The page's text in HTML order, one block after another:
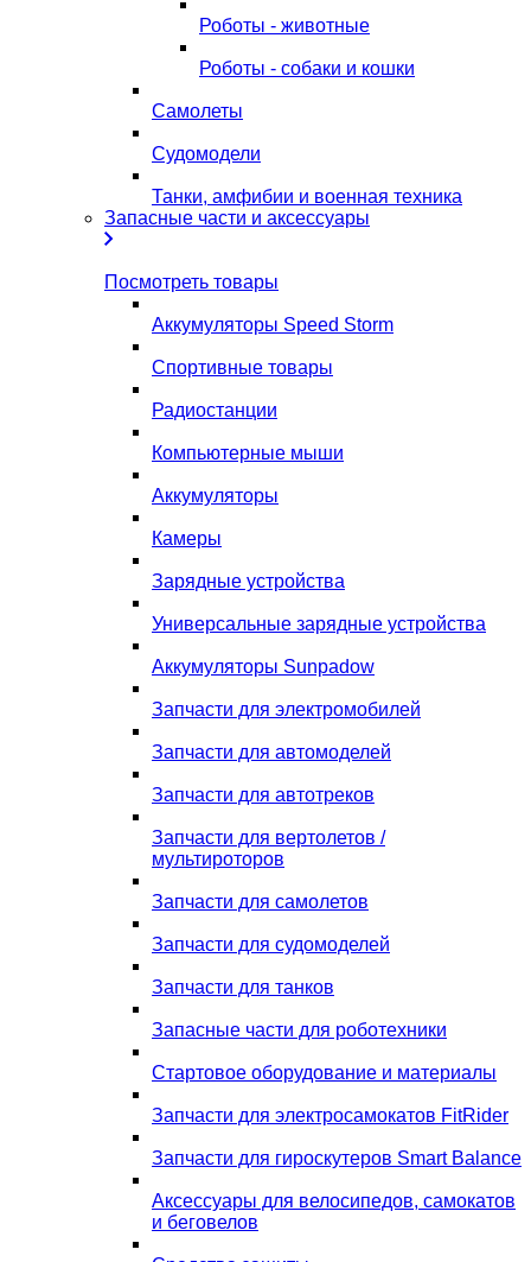
Роботы - животные
Роботы - собаки и кошки
Самолеты
Судомодели
Танки, амфибии и военная техника
Запасные части и аксессуары
Посмотреть товары
Аккумуляторы Speed Storm
Спортивные товары
Радиостанции
Компьютерные мыши
Аккумуляторы
Камеры
Зарядные устройства
Универсальные зарядные устройства
Аккумуляторы Sunpadow
Запчасти для электромобилей
Запчасти для автомоделей
Запчасти для автотреков
Запчасти для вертолетов /
мультироторов
Запчасти для самолетов
Запчасти для судомоделей
Запчасти для танков
Запасные части для роботехники
Стартовое оборудование и материалы
Запчасти для электросамокатов FitRider
Запчасти для гироскутеров Smart Balance
Аксессуары для велосипедов, самокатов
и беговелов